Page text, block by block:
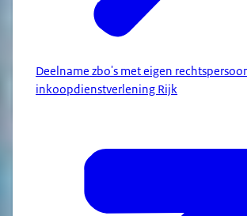
Deelname zbo's met eigen
inkoopdienstverlening Rijk